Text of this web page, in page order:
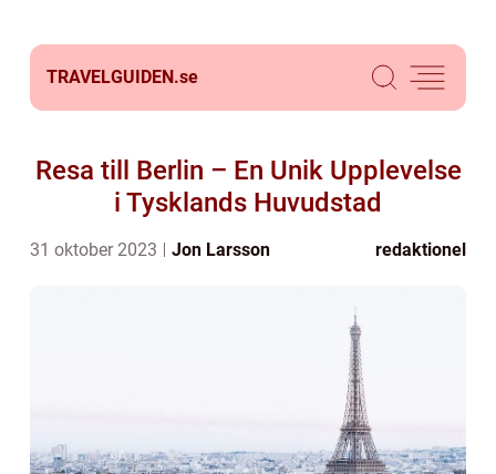
TRAVELGUIDEN.se
Resa till Berlin – En Unik Upplevelse
i Tysklands Huvudstad
31 oktober 2023 Jon Larsson redaktionel